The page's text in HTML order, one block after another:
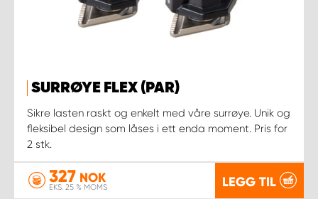
SURRØYE FLEX (PAR)
Sikre lasten raskt og enkelt med våre surrøye. Unik og
fleksibel design som låses i ett enda moment. Pris for
2 stk.
327 NOK
EKS. 25 % MOMS LEGG TIL
WORK SYSTEM STAVANGER